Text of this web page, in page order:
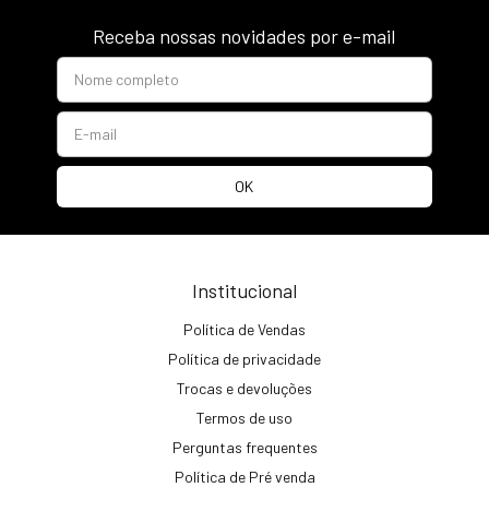
Receba nossas novidades por e-mail
Institucional
Política de Vendas
Política de privacidade
Trocas e devoluções
Termos de uso
Perguntas frequentes
Política de Pré venda